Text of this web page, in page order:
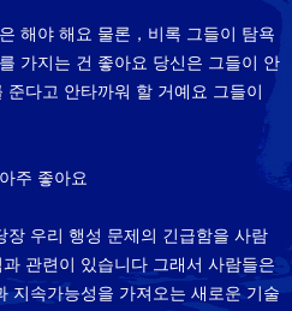
해야 해요 물론，비록 그들이 탐욕
가지는 건 좋아요 당신은 그들이 안
다고 안타까워 할 거예요 그들이
주 좋아요
장 우리 행성 문제의 긴급함을 사람
관련이 있습니다 그래서 사람들은
지속가능성을 가져오는 새로운 기술